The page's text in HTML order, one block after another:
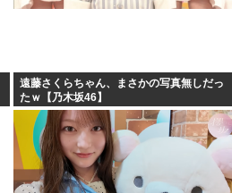
遠藤さくらちゃん、まさかの写真無しだっ
たｗ【乃木坂46】